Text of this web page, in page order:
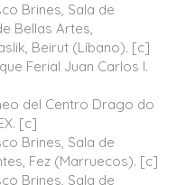
Brines, Sala de
Bellas Artes,
Beirut (Líbano). [c]
Ferial Juan Carlos I.
del Centro Drago do
[c]
Brines, Sala de
Fez (Marruecos). [c]
Brines, Sala de